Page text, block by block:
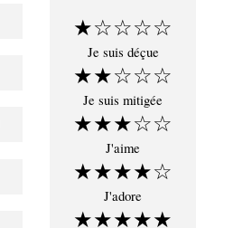
★☆☆☆☆
Je suis déçue
★★☆☆☆
Je suis mitigée
★★★☆☆
J'aime
★★★★☆
J'adore
★★★★★